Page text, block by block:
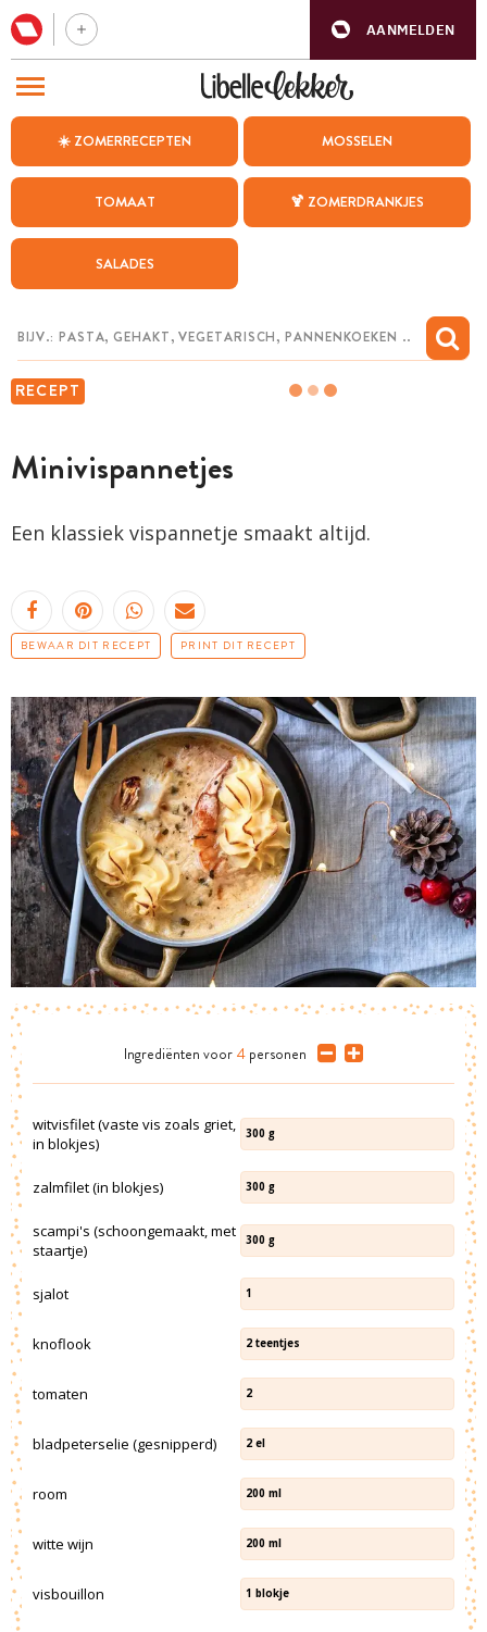
AANMELDEN
☀️ ZOMERRECEPTEN MOSSELEN
TOMAAT 🍹 ZOMERDRANKJES
SALADES
RECEPT
Minivispannetjes
Een klassiek vispannetje smaakt altijd.
BEWAAR DIT RECEPT PRINT DIT RECEPT
Ingrediënten voor 4 personen
witvisfilet (vaste vis zoals griet,
in blokjes)
300 g
zalmfilet (in blokjes) 300 g
scampi's (schoongemaakt, met
staartje)
300 g
sjalot 1
knoflook 2 teentjes
tomaten 2
bladpeterselie (gesnipperd) 2 el
room 200 ml
witte wijn 200 ml
visbouillon 1 blokje
BEZOEK ONZE ANDERE WEBSITES
WEEKMENU
CHAT MET MAIA
MIJN BEWAARDE RECEPTEN